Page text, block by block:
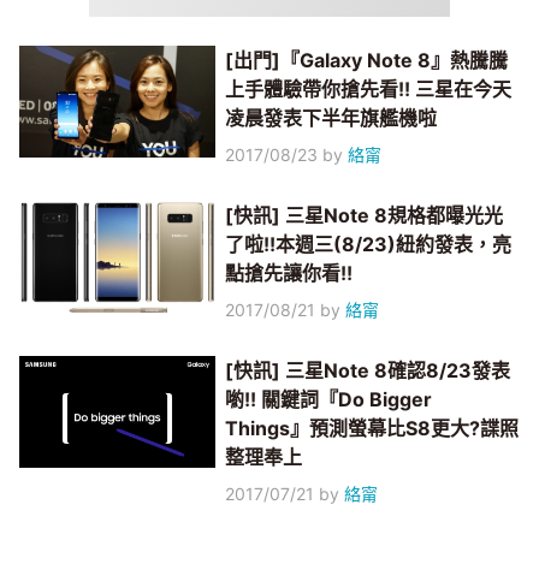
[出門]『Galaxy Note 8』熱騰騰
上手體驗帶你搶先看!! 三星在今天
凌晨發表下半年旗艦機啦
2017/08/23 by絡甯
[快訊] 三星Note 8規格都曝光光
了啦!!本週三(8/23)紐約發表，亮
點搶先讓你看!!
2017/08/21 by絡甯
[快訊] 三星Note 8確認8/23發表
喲!! 關鍵詞『Do Bigger
Things』預測螢幕比S8更大?諜照
整理奉上
2017/07/21 by絡甯